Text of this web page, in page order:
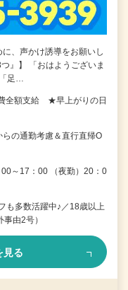
、声かけ誘導をお願いし
』】 「おはようございま
足…
全額支給 ★早上がりの日
の通勤考慮＆直行直帰O
～17：00 （夜勤）20：0
も多数活躍中♪／18歳以上
由2号）
見る